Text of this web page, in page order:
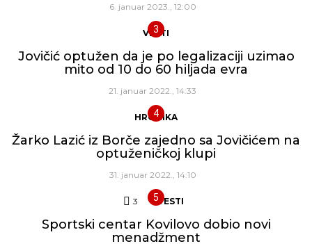
6. januar 2023., 12:00
VESTI
Jovičić optužen da je po legalizaciji uzimao
mito od 10 do 60 hiljada evra
21. januar 2022., 14:33
HRONIKA
Žarko Lazić iz Borče zajedno sa Jovičićem na
optuženičkoj klupi
31. januar 2022., 14:10
3 Komentara
VESTI
Sportski centar Kovilovo dobio novi
menadžment